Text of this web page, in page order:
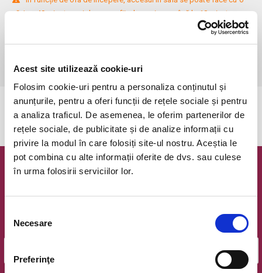
Acest site utilizează cookie-uri
Folosim cookie-uri pentru a personaliza conținutul și
anunțurile, pentru a oferi funcții de rețele sociale și pentru
a analiza traficul. De asemenea, le oferim partenerilor de
rețele sociale, de publicitate și de analize informații cu
privire la modul în care folosiți site-ul nostru. Aceștia le
pot combina cu alte informații oferite de dvs. sau culese
în urma folosirii serviciilor lor.
consimțământului
Necesare
Preferinţe
oră / cu 40 minute mai devreme, fiind permis cu până la 10 minute
înainte de spectacol. Așezarea se realizează la mese de 2 (nr. limitat), 3
Informații suplimentare, la nr. de telefon 0773 825 249.
Evenimentul a expirat.
Newsletter @ Bilete.ro
Email